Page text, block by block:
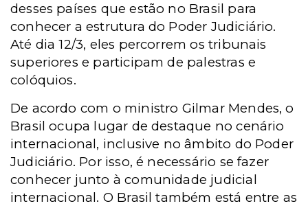
desses países que estão no Brasil para
conhecer a estrutura do Poder Judiciário.
Até dia 12/3, eles percorrem os tribunais
superiores e participam de palestras e
colóquios.
De acordo com o ministro Gilmar Mendes, o
Brasil ocupa lugar de destaque no cenário
internacional, inclusive no âmbito do Poder
Judiciário. Por isso, é necessário se fazer
conhecer junto à comunidade judicial
internacional. O Brasil também está entre as